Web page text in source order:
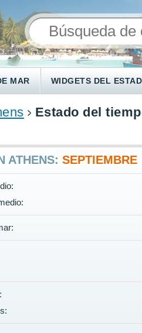
MAR WIDGETS DEL
Estado del
ATHENS:SEPTIEMBRE